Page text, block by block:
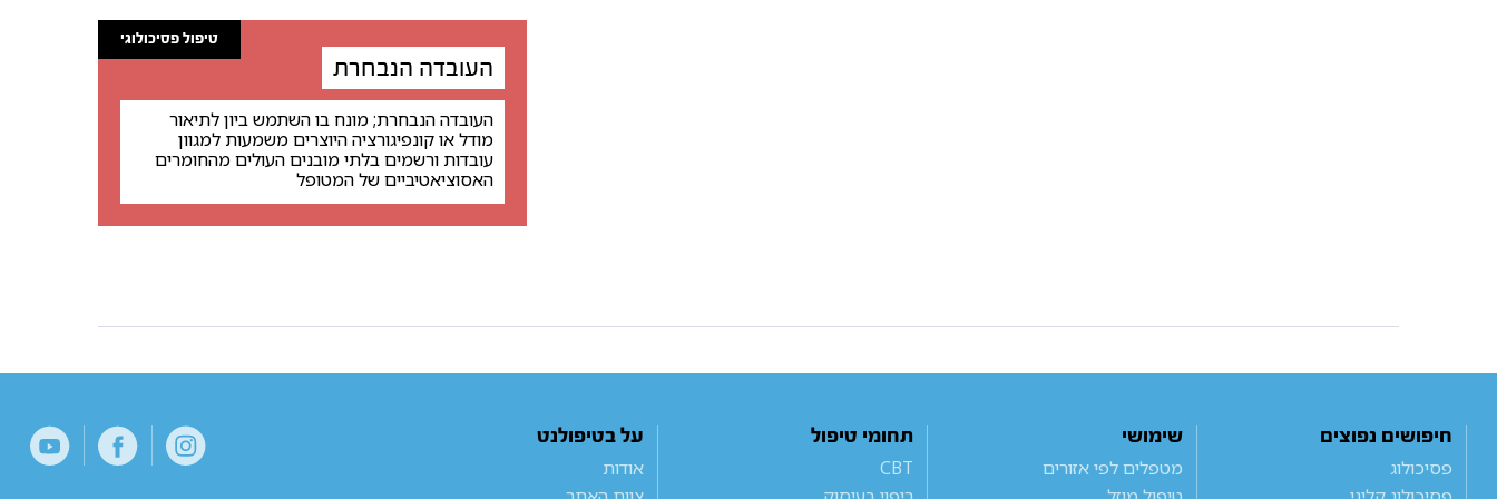
טיפול פסיכולוגי
העובדה הנבחרת
העובדה הנבחרת; מונח בו השתמש ביון לתיאור
מודל או קונפיגורציה היוצרים משמעות למגוון
עובדות ורשמים בלתי מובנים העולים מהחומרים
האסוציאטיביים של המטופל
חיפושים נפוצים
פסיכולוג
שימושי
מטפלים לפי אזורים
תחומי טיפול
CBT
על בטיפולנט
אודות